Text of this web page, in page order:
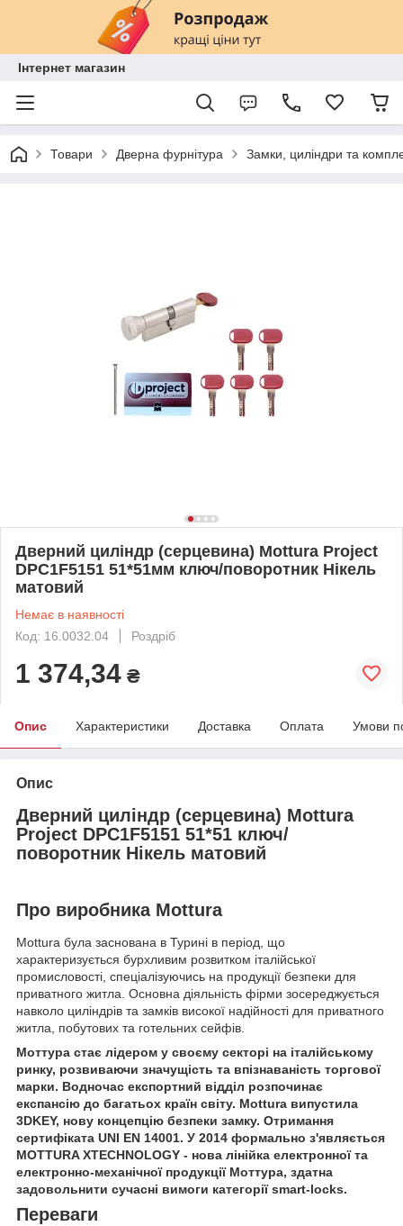
Інтернет магазин
Товари Дверна фурнітура Замки, циліндри та
Дверний циліндр (серцевина) Mottura Project
DPC1F5151 51*51мм ключ/поворотник Нікель
матовий
Немає в наявності
Код: 16.0032.04
Роздріб
1 374,34 ₴
Опис Характеристики Доставка Оплата Умови
Опис
Дверний циліндр (серцевина) Mottura
Project DPC1F5151 51*51 ключ/
поворотник Нікель матовий
Про виробника Mottura
Mottura була заснована в Турині в період, що
характеризується бурхливим розвитком італійської
промисловості, спеціалізуючись на продукції безпеки для
приватного житла. Основна діяльність фірми зосереджується
навколо циліндрів та замків високої надійності для приватного
житла, побутових та готельних сейфів.
Моттура стає лідером у своєму секторі на італійському
ринку, розвиваючи значущість та впізнаваність торгової
марки. Водночас експортний відділ розпочинає
експансію до багатьох країн світу. Mottura випустила
3DKEY, нову концепцію безпеки замку. Отримання
сертифіката UNI EN 14001. У 2014 формально з'являється
MOTTURA XTECHNOLOGY - нова лінійка електронної та
електронно-механічної продукції Моттура, здатна
задовольнити сучасні вимоги категорії smart-locks.
Переваги